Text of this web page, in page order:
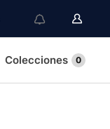
Colecciones 0